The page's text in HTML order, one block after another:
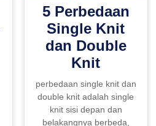
5 Perbedaan
Single Knit
dan Double
Knit
perbedaan single knit dan
double knit adalah single
knit sisi depan dan
belakangnya berbeda,